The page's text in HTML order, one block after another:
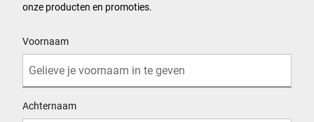
onze producten en promoties.
Voornaam
Achternaam